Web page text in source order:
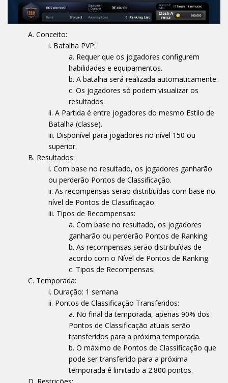
Conceito:
Batalha PVP:
Requer que os jogadores configurem
habilidades e equipamentos.
A batalha será realizada automaticamente.
Os jogadores só podem visualizar os
resultados.
A Partida é entre jogadores do mesmo Estilo de
Batalha (classe).
Disponível para jogadores no nível 150 ou
superior.
Resultados:
Com base no resultado, os jogadores ganharão
ou perderão Pontos de Classificação.
As recompensas serão distribuídas com base no
nível de Pontos de Classificação.
Tipos de Recompensas:
Com base no resultado, os jogadores
ganharão ou perderão Pontos de Ranking.
As recompensas serão distribuídas de
acordo com o Nível de Pontos de Ranking.
Tipos de Recompensas:
Temporada:
Duração: 1 semana
Pontos de Classificação Transferidos:
No final da temporada, apenas 90% dos
Pontos de Classificação atuais serão
transferidos para a próxima temporada.
O máximo de Pontos de Classificação que
pode ser transferido para a próxima
temporada é limitado a 2.800 pontos.